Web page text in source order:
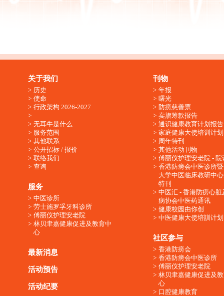
关于我们
历史
使命
行政架构 2026-2027
无耳牛是什么
服务范围
其他联系
公开招标 / 报价
联络我们
查询
服务
中医诊所
劳士施罗孚牙科诊所
傅丽仪护理安老院
林贝聿嘉健康促进及教育中
心
最新消息
活动预告
活动纪要
刊物
年报
曙光
防痨慈善票
卖旗筹款报告
通识健康教育计划报告
家庭健康大使培训计划
周年特刊
其他活动刊物
傅丽仪护理安老院 - 院
香港防痨会中医诊所
大学中医临床教研中
特刊
中医汇 - 香港防痨心脏
病协会中医药通讯
健康校园由你创
中医健康大使培訓计划
社区参与
香港防痨会
香港防痨会中医诊所
傅丽仪护理安老院
林贝聿嘉健康促进及
心
口腔健康教育